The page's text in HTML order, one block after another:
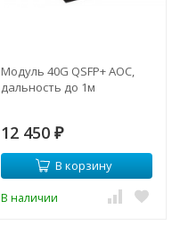
Модуль 40G QSFP+ AOC,
дальность до 1м
12 450 ₽
В корзину
В наличии